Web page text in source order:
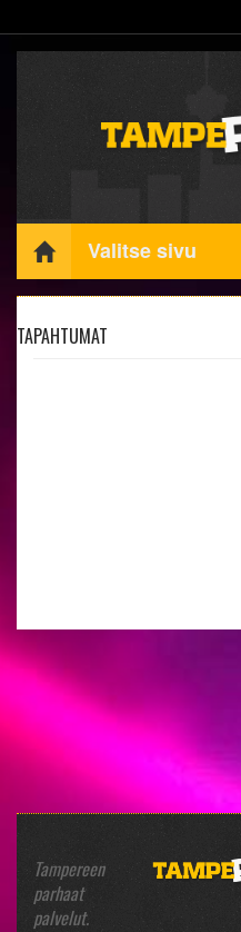
Valitse sivu
TAPAHTUMAT
Tampereen
parhaat
palvelut.